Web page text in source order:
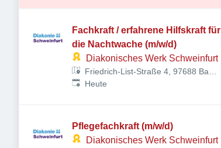
Fachkraft / erfahrene Hilfskraft für
die Nachtwache (m/w/d)
Diakonisches Werk Schweinfurt
Friedrich-List-Straße 4, 97688 Bad
Kissingen, Deutschland
Veröffentlicht
Heute
Pflegefachkraft (m/w/d)
Diakonisches Werk Schweinfurt